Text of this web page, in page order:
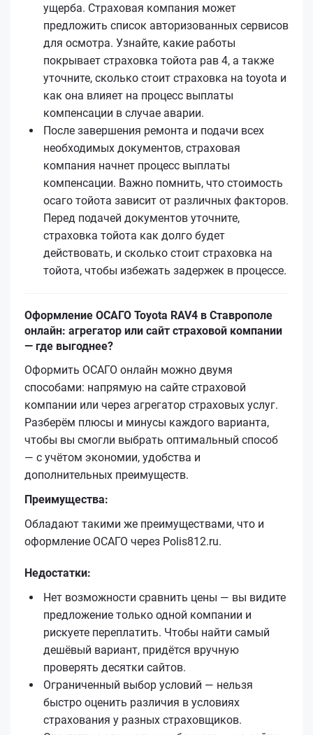
ущерба. Страховая компания может
предложить список авторизованных сервисов
для осмотра. Узнайте, какие работы
покрывает страховка тойота рав 4, а также
уточните, сколько стоит страховка на toyota и
как она влияет на процесс выплаты
компенсации в случае аварии.
После завершения ремонта и подачи всех
необходимых документов, страховая
компания начнет процесс выплаты
компенсации. Важно помнить, что стоимость
осаго тойота зависит от различных факторов.
Перед подачей документов уточните,
страховка тойота как долго будет
действовать, и сколько стоит страховка на
тойота, чтобы избежать задержек в процессе.
Оформление ОСАГО Toyota RAV4 в Ставрополе
онлайн: агрегатор или сайт страховой компании
— где выгоднее?
Оформить ОСАГО онлайн можно двумя
способами: напрямую на сайте страховой
компании или через агрегатор страховых услуг.
Разберём плюсы и минусы каждого варианта,
чтобы вы смогли выбрать оптимальный способ
— с учётом экономии, удобства и
дополнительных преимуществ.
Преимущества:
Обладают такими же преимуществами, что и
оформление ОСАГО через Polis812.ru.
Недостатки:
Нет возможности сравнить цены — вы видите
предложение только одной компании и
рискуете переплатить. Чтобы найти самый
дешёвый вариант, придётся вручную
проверять десятки сайтов.
Ограниченный выбор условий — нельзя
быстро оценить различия в условиях
страхования у разных страховщиков.